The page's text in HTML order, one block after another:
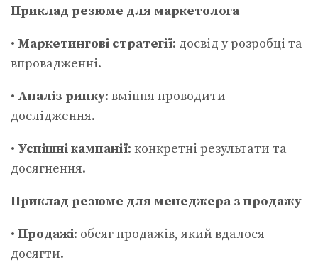
Приклад резюме для маркетолога
• Маркетингові стратегії: досвід у розробці та
впровадженні.
• Аналіз ринку: вміння проводити
дослідження.
• Успішні кампанії: конкретні результати та
досягнення.
Приклад резюме для менеджера з продажу
• Продажі: обсяг продажів, який вдалося
досягти.